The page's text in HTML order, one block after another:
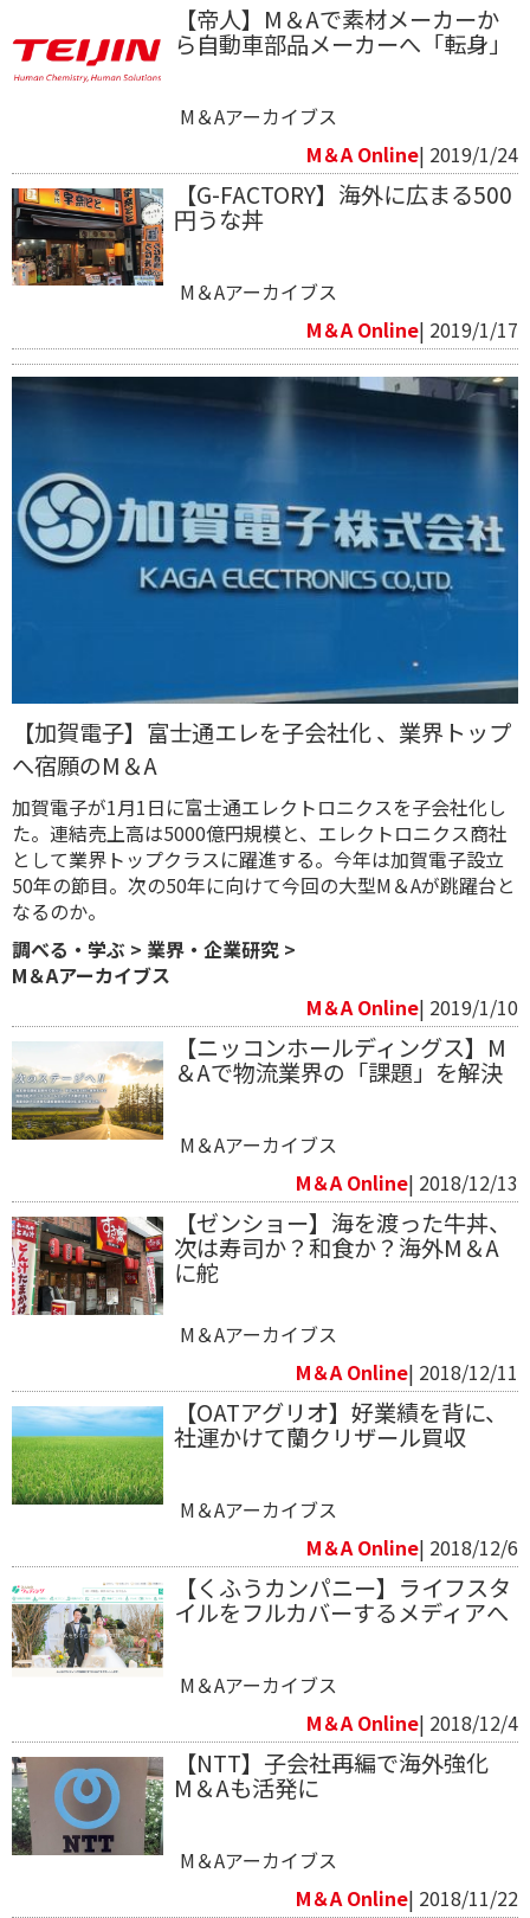
【帝人】M＆Aで素材メーカーか
ら自動車部品メーカーへ「転身」
M＆Aアーカイブス
M＆A Online| 2019/1/24
【G-FACTORY】海外に広まる500
円うな丼
M＆Aアーカイブス
M＆A Online| 2019/1/17
【加賀電子】富士通エレを子会社化 、業界トップ
へ宿願のM＆A
加賀電子が1月1日に富士通エレクトロニクスを子会社化し
た。連結売上高は5000億円規模と、エレクトロニクス商社
として業界トップクラスに躍進する。今年は加賀電子設立
50年の節目。次の50年に向けて今回の大型M＆Aが跳躍台と
なるのか。
調べる・学ぶ > 業界・企業研究 >
M＆Aアーカイブス
M＆A Online| 2019/1/10
【ニッコンホールディングス】M
＆Aで物流業界の「課題」を解決
M＆Aアーカイブス
M＆A Online| 2018/12/13
【ゼンショー】海を渡った牛丼、
次は寿司か？和食か？海外M＆A
に舵
M＆Aアーカイブス
M＆A Online| 2018/12/11
【OATアグリオ】好業績を背に、
社運かけて蘭クリザール買収
M＆Aアーカイブス
M＆A Online| 2018/12/6
【くふうカンパニー】ライフスタ
イルをフルカバーするメディアへ
M＆Aアーカイブス
M＆A Online| 2018/12/4
【NTT】子会社再編で海外強化
M＆Aも活発に
M＆Aアーカイブス
M＆A Online| 2018/11/22